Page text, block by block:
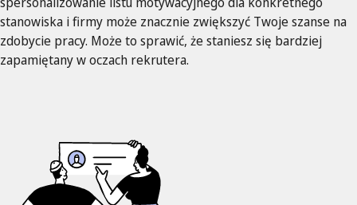
stanowiska i firmy może znacznie zwiększyć Twoje szanse na
zdobycie pracy. Może to sprawić, że staniesz się bardziej
zapamiętany w oczach rekrutera.